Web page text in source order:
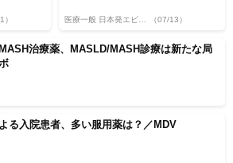
） 医療一般 日本発エビデンス （07/13）
治療薬、MASLD/MASH診療は新たな局
る入院患者、多い服用薬は？／MDV